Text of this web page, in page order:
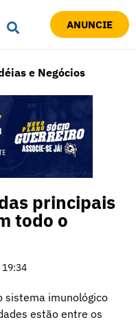
ANUNCIE
e Negócios
principais
todo o
19:34
sistema imunológico
estão entre os